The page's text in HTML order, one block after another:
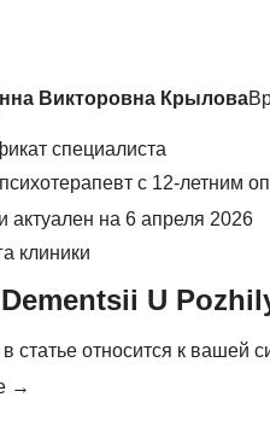
Викторовна Крылова
специалиста
с 12-летним
актуален на 6 апреля 2026
клиники
U
статье относится к вашей
→